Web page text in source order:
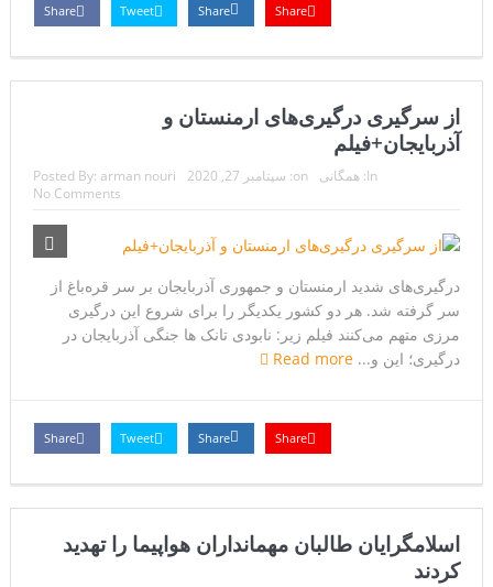
Share Tweet Share Share
از سرگیری درگیری‌های ارمنستان و
آذربایجان+فیلم
Posted By: arman nouri on: سپتامبر 27, 2020 In: همگانی
No Comments
درگیری‌های شدید ارمنستان و جمهوری آذربایجان بر سر قره‌باغ از
سر گرفته شد. هر دو کشور یکدیگر را برای شروع این درگیری
مرزی متهم می‌کنند فیلم زیر: نابودی تانک ها جنگی آذربایجان در
درگیری؛ این و... Read more
Share Tweet Share Share
اسلامگرایان طالبان مهمانداران هواپیما را تهدید
کردند